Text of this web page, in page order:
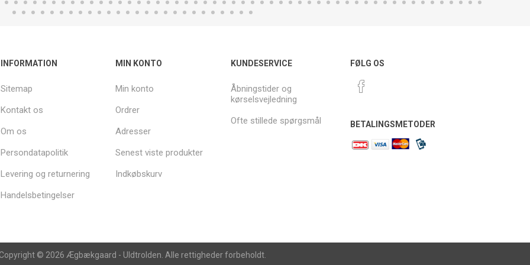
INFORMATION
Sitemap
Kontakt os
Om os
Persondatapolitik
Levering og returnering
Handelsbetingelser
MIN KONTO
Min konto
Ordrer
Adresser
Senest viste produkter
Indkøbskurv
KUNDESERVICE
Åbningstider og
kørselsvejledning
Ofte stillede spørgsmål
FØLG OS
BETALINGSMETODER
© 2026 Ægbækgaard - Uldtrolden. Alle rettigheder forbeholdt.